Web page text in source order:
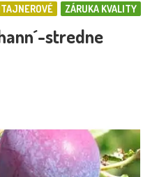
ZÁRUKA KVALITY
stredne